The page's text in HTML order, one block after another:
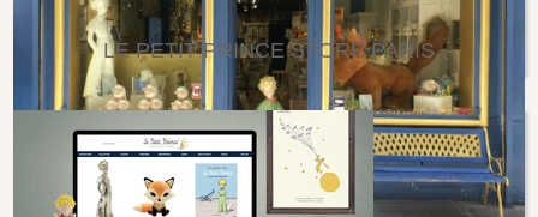
LE PETIT PRINCE STORE PARIS